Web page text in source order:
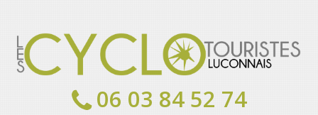
06 03 84 52 74